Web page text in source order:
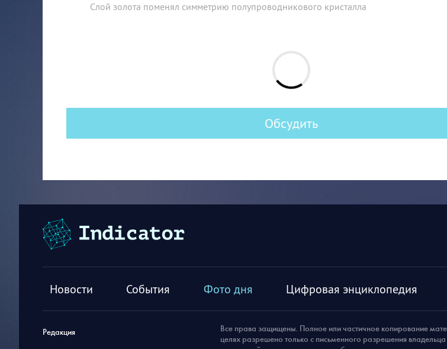
Слой золота поменял симметрию полупроводникового кристалла
Обсудить
Новости События Фото дня Цифровая энциклопедия
Редакция
Все права защищены. Полное или частичное копирование
целях разрешено только с письменного разрешения